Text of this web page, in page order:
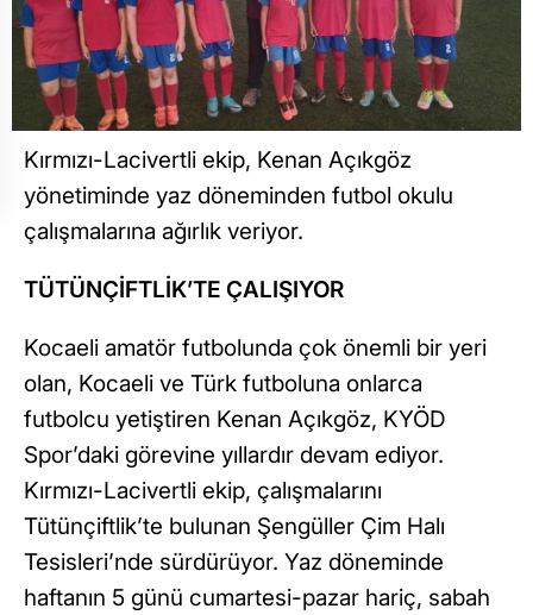
Kırmızı-Lacivertli ekip, Kenan Açıkgöz
yönetiminde yaz döneminden futbol okulu
çalışmalarına ağırlık veriyor.
TÜTÜNÇİFTLİK’TE ÇALIŞIYOR
Kocaeli amatör futbolunda çok önemli bir yeri
olan, Kocaeli ve Türk futboluna onlarca
futbolcu yetiştiren Kenan Açıkgöz, KYÖD
Spor’daki görevine yıllardır devam ediyor.
Kırmızı-Lacivertli ekip, çalışmalarını
Tütünçiftlik’te bulunan Şengüller Çim Halı
Tesisleri’nde sürdürüyor. Yaz döneminde
haftanın 5 günü cumartesi-pazar hariç, sabah